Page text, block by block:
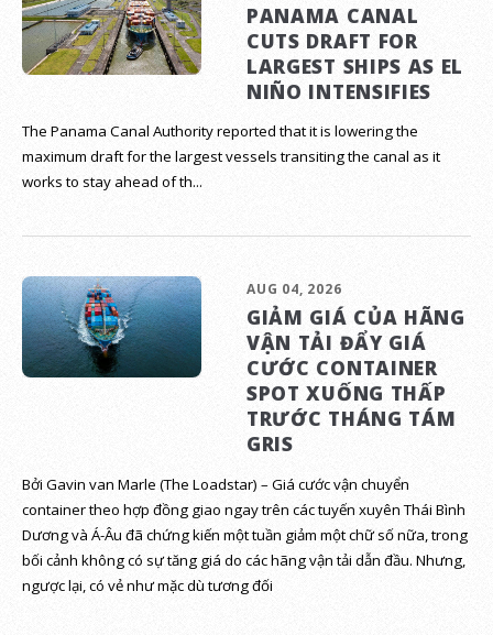
PANAMA CANAL
CUTS DRAFT FOR
LARGEST SHIPS AS EL
NIÑO INTENSIFIES
The Panama Canal Authority reported that it is lowering the
maximum draft for the largest vessels transiting the canal as it
works to stay ahead of th...
AUG 04, 2026
GIẢM GIÁ CỦA HÃNG
VẬN TẢI ĐẨY GIÁ
CƯỚC CONTAINER
SPOT XUỐNG THẤP
TRƯỚC THÁNG TÁM
GRIS
Bởi Gavin van Marle (The Loadstar) – Giá cước vận chuyển
container theo hợp đồng giao ngay trên các tuyến xuyên Thái Bình
Dương và Á-Âu đã chứng kiến một tuần giảm một chữ số nữa, trong
bối cảnh không có sự tăng giá do các hãng vận tải dẫn đầu. Nhưng,
ngược lại, có vẻ như mặc dù tương đối